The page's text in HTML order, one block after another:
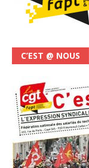
C’EST @ NOUS